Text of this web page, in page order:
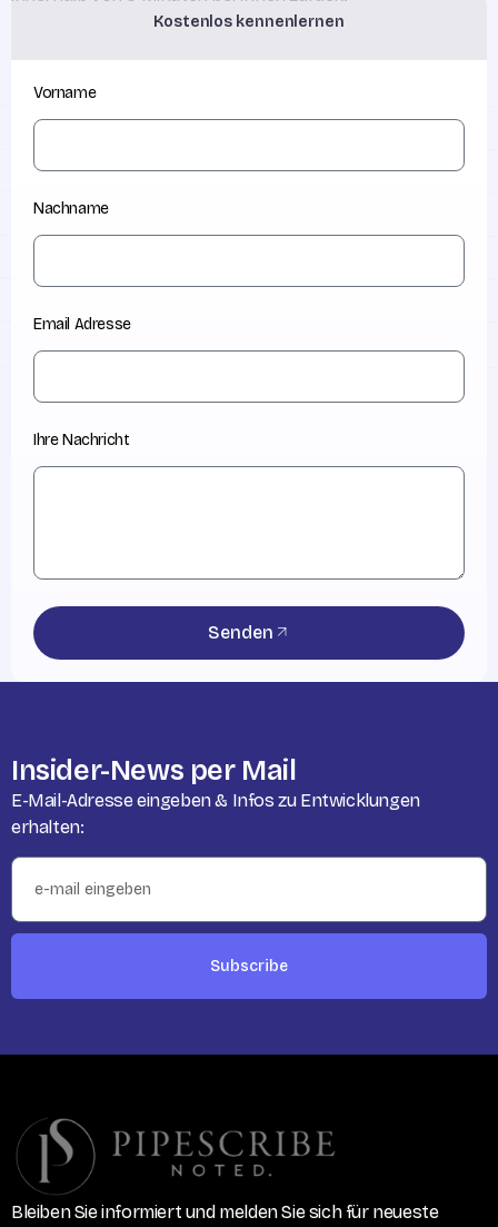
Kostenlos kennenlernen
Vorname
Nachname
Email Adresse
Ihre Nachricht
Senden
Insider-News per Mail
E-Mail-Adresse eingeben & Infos zu Entwicklungen
erhalten:
Subscribe
Bleiben Sie informiert und melden Sie sich für neueste